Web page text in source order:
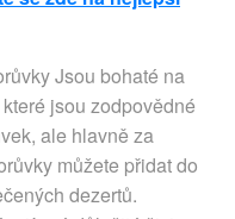
Jsou bohaté na
jsou zodpovědné
ale hlavně za
můžete přidat do
dezertů.